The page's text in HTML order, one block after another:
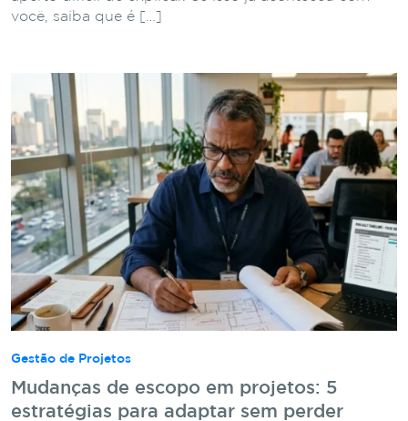
você, saiba que é […]
Gestão de Projetos
Mudanças de escopo em projetos: 5
estratégias para adaptar sem perder